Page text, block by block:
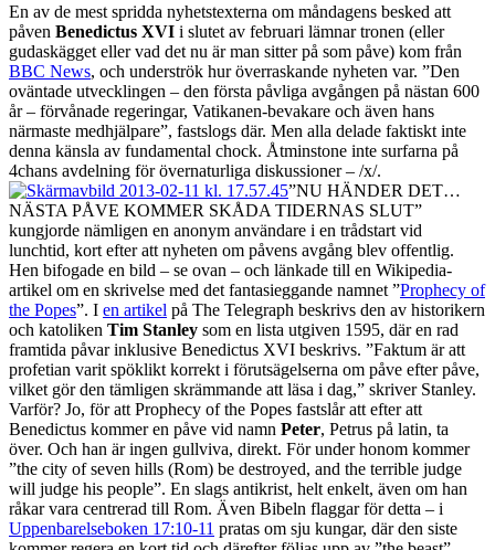
En av de mest spridda nyhetstexterna om måndagens besked att
påven Benedictus XVI i slutet av februari lämnar tronen (eller
gudaskägget eller vad det nu är man sitter på som påve) kom från
BBC News, och underströk hur överraskande nyheten var. ”Den
oväntade utvecklingen – den första påvliga avgången på nästan 600
år – förvånade regeringar, Vatikanen-bevakare och även hans
närmaste medhjälpare”, fastslogs där. Men alla delade faktiskt inte
denna känsla av fundamental chock. Åtminstone inte surfarna på
4chans avdelning för övernaturliga diskussioner – /x/.
”NU HÄNDER DET…
NÄSTA PÅVE KOMMER SKÅDA TIDERNAS SLUT”
kungjorde nämligen en anonym användare i en trådstart vid
lunchtid, kort efter att nyheten om påvens avgång blev offentlig.
Hen bifogade en bild – se ovan – och länkade till en Wikipedia-
artikel om en skrivelse med det fantasieggande namnet ”Prophecy of
the Popes”. I en artikel på The Telegraph beskrivs den av historikern
och katoliken Tim Stanley som en lista utgiven 1595, där en rad
framtida påvar inklusive Benedictus XVI beskrivs. ”Faktum är att
profetian varit spöklikt korrekt i förutsägelserna om påve efter påve,
vilket gör den tämligen skrämmande att läsa i dag,” skriver Stanley.
Varför? Jo, för att Prophecy of the Popes fastslår att efter att
Benedictus kommer en påve vid namn Peter, Petrus på latin, ta
över. Och han är ingen gullviva, direkt. För under honom kommer
”the city of seven hills (Rom) be destroyed, and the terrible judge
will judge his people”. En slags antikrist, helt enkelt, även om han
råkar vara centrerad till Rom. Även Bibeln flaggar för detta – i
Uppenbarelseboken 17:10-11 pratas om sju kungar, där den siste